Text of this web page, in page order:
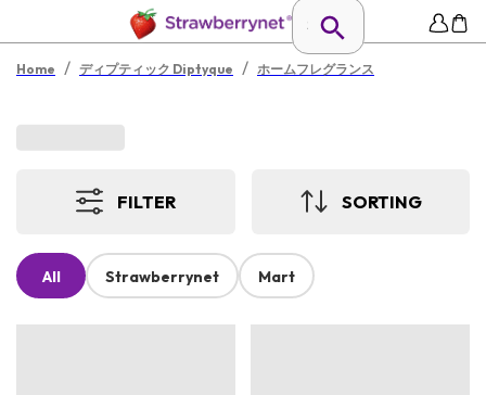
Home / ディプティック Diptyque / ホームフレグランス
FILTER SORTING
All Strawberrynet Mart